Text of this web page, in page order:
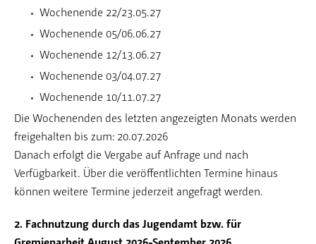
Wochenende 22/23.05.27
Wochenende 05/06.06.27
Wochenende 12/13.06.27
Wochenende 03/04.07.27
Wochenende 10/11.07.27
Die Wochenenden des letzten angezeigten Monats werden
freigehalten bis zum: 20.07.2026
Danach erfolgt die Vergabe auf Anfrage und nach
Verfügbarkeit. Über die veröffentlichten Termine hinaus
können weitere Termine jederzeit angefragt werden.
2. Fachnutzung durch das Jugendamt bzw. für